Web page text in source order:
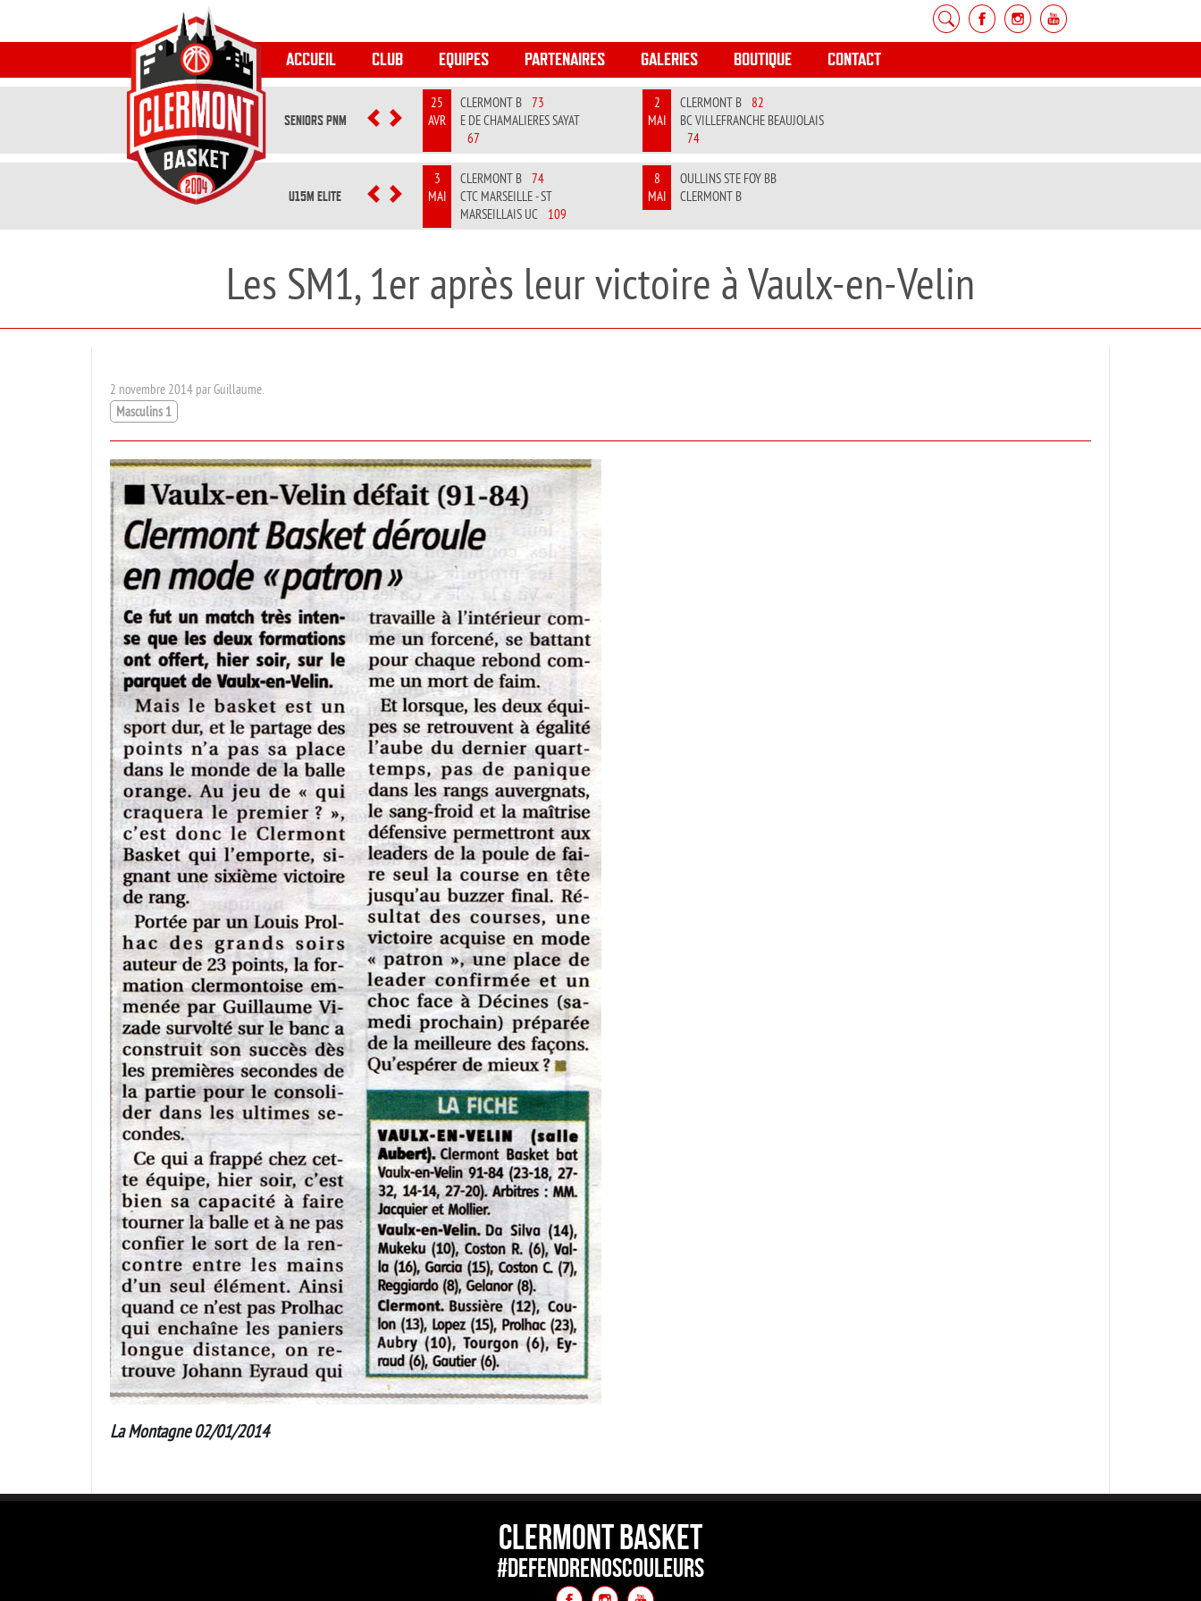
ACCUEIL CLUB EQUIPES PARTENAIRES GALERIES BOUTIQUE CONTACT
SENIORS PNM PREVIOUS
NEXT
25
AVR
CLERMONT B 73
E DE CHAMALIERES SAYAT
67
2
MAI
CLERMONT B
82
BC VILLEFRANCHE BEAUJOLAIS
74
U15M ELITE PREVIOUS
NEXT
3
MAI
CLERMONT B 74
CTC MARSEILLE - ST
MARSEILLAIS UC
109
8
MAI
OULLINS STE FOY BB
CLERMONT B
Les SM1, 1er après leur victoire à Vaulx-en-Velin
2 novembre 2014 par Guillaume.
Masculins 1
La Montagne 02/01/2014
CLERMONT BASKET
#DEFENDRENOSCOULEURS